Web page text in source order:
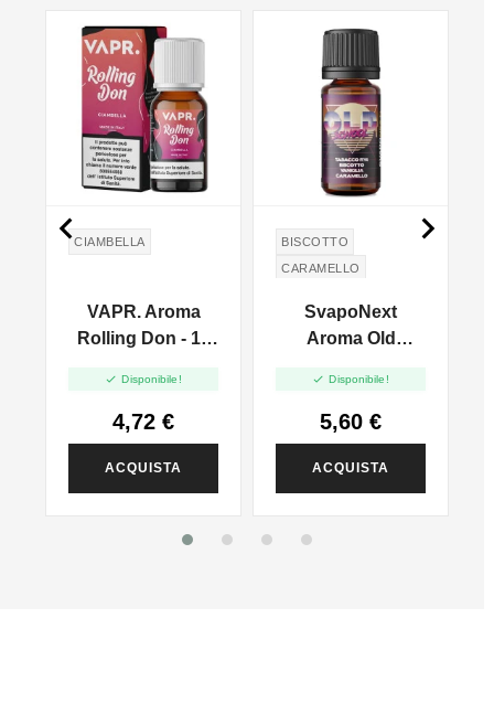
CIAMBELLA
VAPR. Aroma
Rolling Don - 10
 Disponibile!
4,72 €
ACQUISTA
BISCOTTO
CARAMELLO
RY4
BURRO
BUTTER
SvapoNext
Aroma Old
Flavour - 10ml
 Disponibile!
5,60 €
ACQUISTA
 